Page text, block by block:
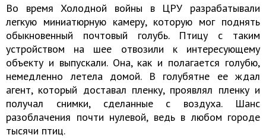
Во время Холодной войны в ЦРУ разрабатывали
легкую миниатюрную камеру, которую мог поднять
обыкновенный почтовый голубь. Птицу с таким
устройством на шее отвозили к интересующему
объекту и выпускали. Она, как и полагается голубю,
немедленно летела домой. В голубятне ее ждал
агент, который доставал пленку, проявлял пленку и
получал снимки, сделанные с воздуха. Шанс
разоблачения почти нулевой, ведь в любом городе
тысячи птиц.